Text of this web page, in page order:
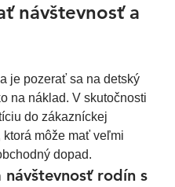
návštevnosť a
je pozerať sa na detský
na náklad. V skutočnosti
do zákazníckej
ktorá môže mať veľmi
dopad.
návštevnosť rodín s